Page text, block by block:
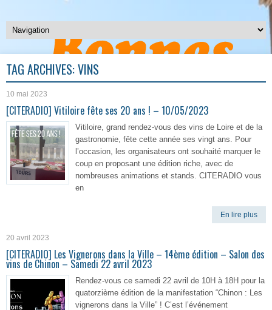
TAG ARCHIVES:VINS
10 mai 2023
[CITERADIO] Vitiloire fête ses 20 ans ! – 10/05/2023
Vitiloire, grand rendez-vous des vins de Loire et de la
gastronomie, fête cette année ses vingt ans. Pour
l’occasion, les organisateurs ont souhaité marquer le
coup en proposant une édition riche, avec de
nombreuses animations et stands. CITERADIO vous
en
En lire plus
20 avril 2023
[CITERADIO] Les Vignerons dans la Ville – 14ème édition – Salon des
vins de Chinon – Samedi 22 avril 2023
Rendez-vous ce samedi 22 avril de 10H à 18H pour la
quatorzième édition de la manifestation “Chinon : Les
vignerons dans la Ville” ! C’est l’événement